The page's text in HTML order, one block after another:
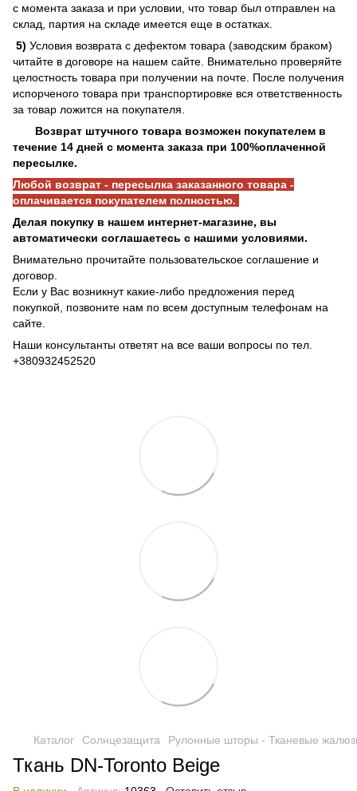
с момента заказа и при условии, что товар был отправлен на
склад, партия на складе имеется еще в остатках.
5) Условия возврата с дефектом товара (заводским браком)
читайте в договоре на нашем сайте. Внимательно проверяйте
целостность товара при получении на почте. После получения
испорченого товара при транспортировке вся ответственность
за товар ложится на покупателя.
Возврат штучного товара возможен покупателем в
течение 14 дней с момента заказа при 100%оплаченной
пересылке.
Любой возврат - пересылка заказанного товара -
оплачивается покупателем полностью.
Делая покупку в нашем интернет-магазине, вы
автоматически соглашаетесь с нашими условиями.
Внимательно прочитайте пользовательское соглашение и
договор.
Если у Вас возникнут какие-либо предложения перед
покупкой, позвоните нам по всем доступным телефонам на
сайте.
Наши консультанты ответят на все ваши вопросы по тел.
+380932452520
Каталог Солнцезащита Рулонные шторы - Тканевые
Ткань DN-Toronto Beige